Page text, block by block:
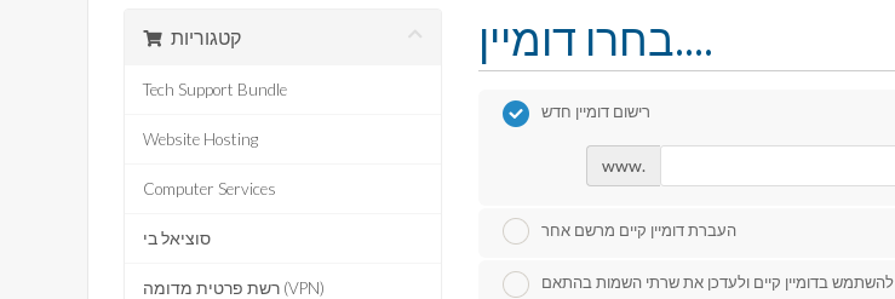
קטגוריות
Tech Support Bundle
Website Hosting
Computer Services
סוציאל בי
רשת פרטית מדומה (VPN)
בחרו דומיין....
רישום דומיין חדש
www.
העברת דומיין קיים מרשם אחר
להשתמש בדומיין קיים ולעדכן את שרתי השמות בהתאם